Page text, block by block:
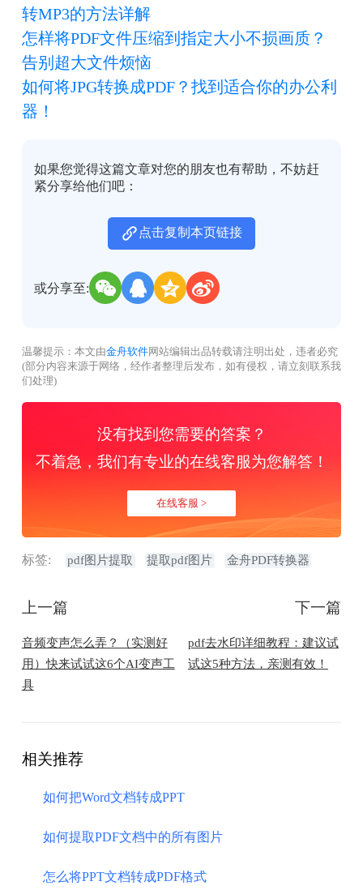
转MP3的方法详解
怎样将PDF文件压缩到指定大小不损画质？
告别超大文件烦恼
如何将JPG转换成PDF？找到适合你的办公利
器！
如果您觉得这篇文章对您的朋友也有帮助，不妨赶
紧分享给他们吧：
点击复制本页链接
或分享至:
温馨提示：本文由金舟软件网站编辑出品转载请注明出处，违者必究
(部分内容来源于网络，经作者整理后发布，如有侵权，请立刻联系我
们处理)
没有找到您需要的答案？
不着急，我们有专业的在线客服为您解答！
在线客服 >
标签: pdf图片提取 提取pdf图片 金舟PDF转换器
上一篇
音频变声怎么弄？（实测好
用）快来试试这6个AI变声工
具
下一篇
pdf去水印详细教程：建议试
试这5种方法，亲测有效！
相关推荐
如何把Word文档转成PPT
如何提取PDF文档中的所有图片
怎么将PPT文档转成PDF格式